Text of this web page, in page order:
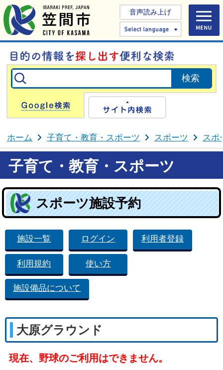
音声読み上げ
Select
Google検索
ホーム 子育て・教育・スポーツ スポーツ スポ
子育て・教育・スポーツ
スポーツ施設予約
施設一覧 ログイン 利用者登録
利用規約 使い方
施設備品について
大原グラウンド
現在、野球のご利用はできません。